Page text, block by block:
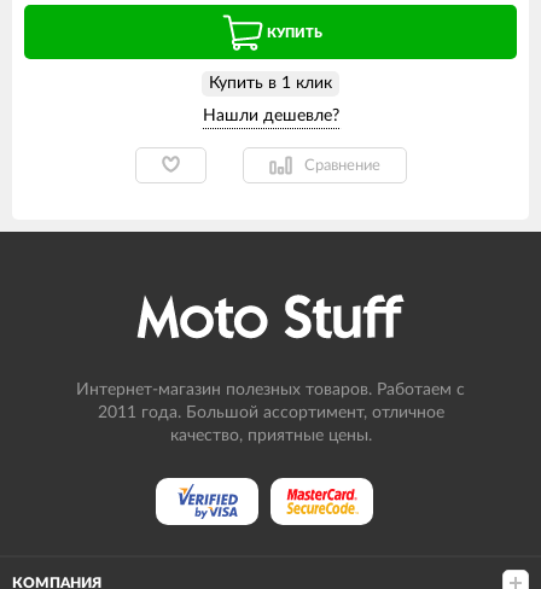
КУПИТЬ
Купить в 1 клик
Сравнение
Интернет-магазин полезных товаров. Работаем с
2011 года. Большой ассортимент, отличное
качество, приятные цены.
КОМПАНИЯ